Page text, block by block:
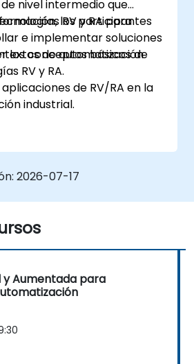
nivel intermedio que
RV y RA para
e implementar soluciones
de automatización
los participantes
los conceptos básicos de
RV y RA.
de RV/RA en la
industrial.
y software de RV/RA.
y desarrollar
RV/RA para proyectos de
RV/RA con sistemas
existentes.
2026-07-17
y Aumentada para